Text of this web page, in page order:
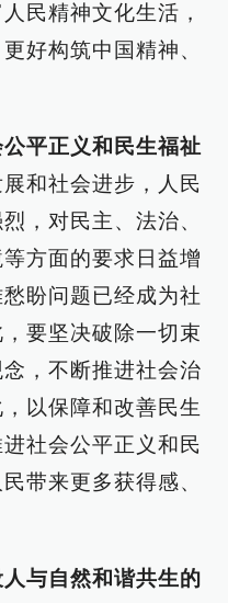
民精神文化生活，
好构筑中国精神、
平正义和民生福祉
和社会进步，人民
，对民主、法治、
方面的要求日益增
盼问题已经成为社
要坚决破除一切束
，不断推进社会治
以保障和改善民生
社会公平正义和民
带来更多获得感、
与自然和谐共生的